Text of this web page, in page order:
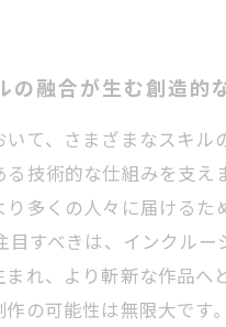
の融合が生む創造的
いて、さまざまなスキ
る技術的な仕組みを支
り多くの人々に届ける
目すべきは、インクル
まれ、より斬新な作品へ
の可能性は無限大です。